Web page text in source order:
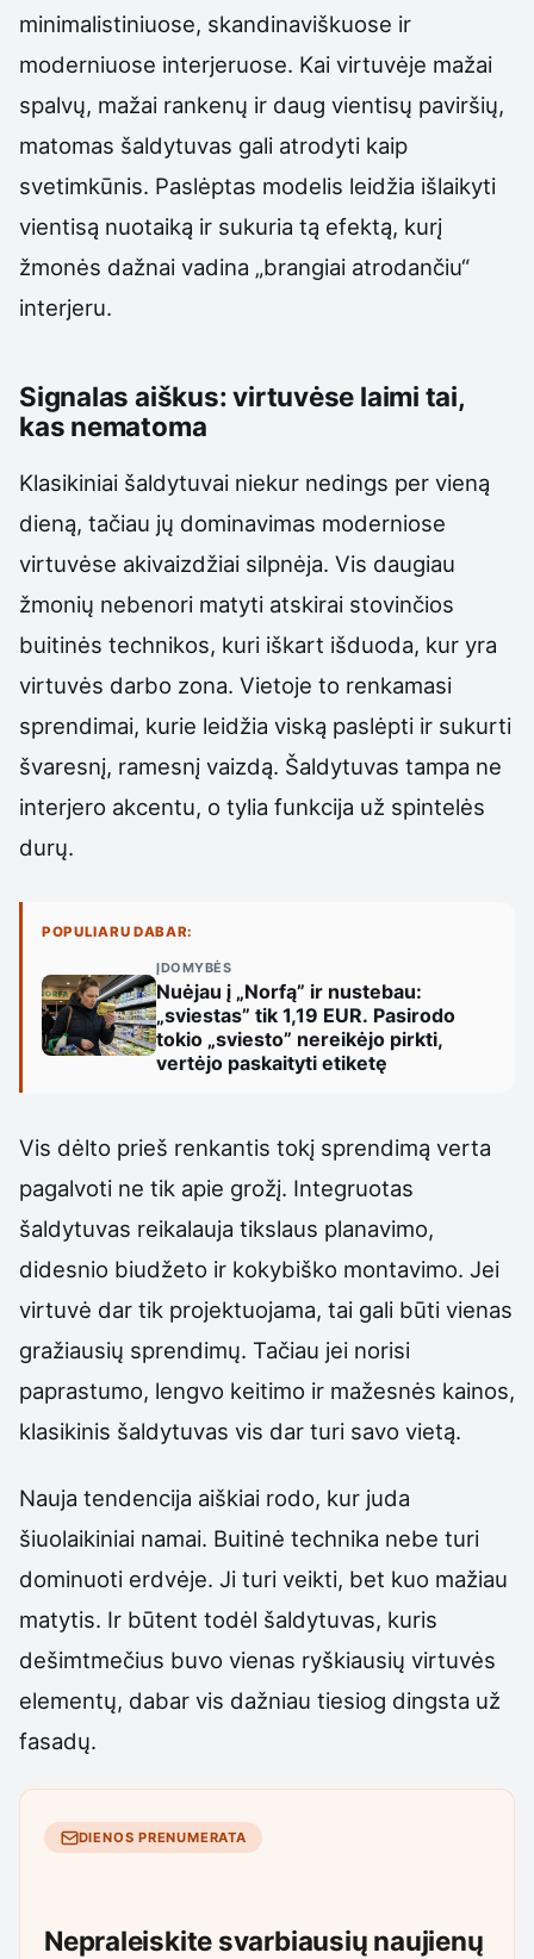
minimalistiniuose, skandinaviškuose ir
moderniuose interjeruose. Kai virtuvėje mažai
spalvų, mažai rankenų ir daug vientisų paviršių,
matomas šaldytuvas gali atrodyti kaip
svetimkūnis. Paslėptas modelis leidžia išlaikyti
vientisą nuotaiką ir sukuria tą efektą, kurį
žmonės dažnai vadina „brangiai atrodančiu“
interjeru.
Signalas aiškus: virtuvėse laimi tai,
kas nematoma
Klasikiniai šaldytuvai niekur nedings per vieną
dieną, tačiau jų dominavimas moderniose
virtuvėse akivaizdžiai silpnėja. Vis daugiau
žmonių nebenori matyti atskirai stovinčios
buitinės technikos, kuri iškart išduoda, kur yra
virtuvės darbo zona. Vietoje to renkamasi
sprendimai, kurie leidžia viską paslėpti ir sukurti
švaresnį, ramesnį vaizdą. Šaldytuvas tampa ne
interjero akcentu, o tylia funkcija už spintelės
durų.
POPULIARU DABAR:
ĮDOMYBĖS
Nuėjau į „Norfą” ir nustebau:
„sviestas” tik 1,19 EUR. Pasirodo
tokio „sviesto” nereikėjo pirkti,
vertėjo paskaityti etiketę
Vis dėlto prieš renkantis tokį sprendimą verta
pagalvoti ne tik apie grožį. Integruotas
šaldytuvas reikalauja tikslaus planavimo,
didesnio biudžeto ir kokybiško montavimo. Jei
virtuvė dar tik projektuojama, tai gali būti vienas
gražiausių sprendimų. Tačiau jei norisi
paprastumo, lengvo keitimo ir mažesnės kainos,
klasikinis šaldytuvas vis dar turi savo vietą.
Nauja tendencija aiškiai rodo, kur juda
šiuolaikiniai namai. Buitinė technika nebe turi
dominuoti erdvėje. Ji turi veikti, bet kuo mažiau
matytis. Ir būtent todėl šaldytuvas, kuris
dešimtmečius buvo vienas ryškiausių virtuvės
elementų, dabar vis dažniau tiesiog dingsta už
fasadų.
DIENOS PRENUMERATA
Nepraleiskite svarbiausių naujienų